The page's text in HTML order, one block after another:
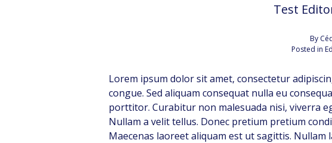
Test
By
Posted in
Lorem ipsum dolor sit amet, consectetur
congue. Sed aliquam consequat nulla eu
porttitor. Curabitur non malesuada nisi, viverra
Nullam a velit tellus. Donec pretium pretium
Maecenas laoreet aliquam est ut sagittis.